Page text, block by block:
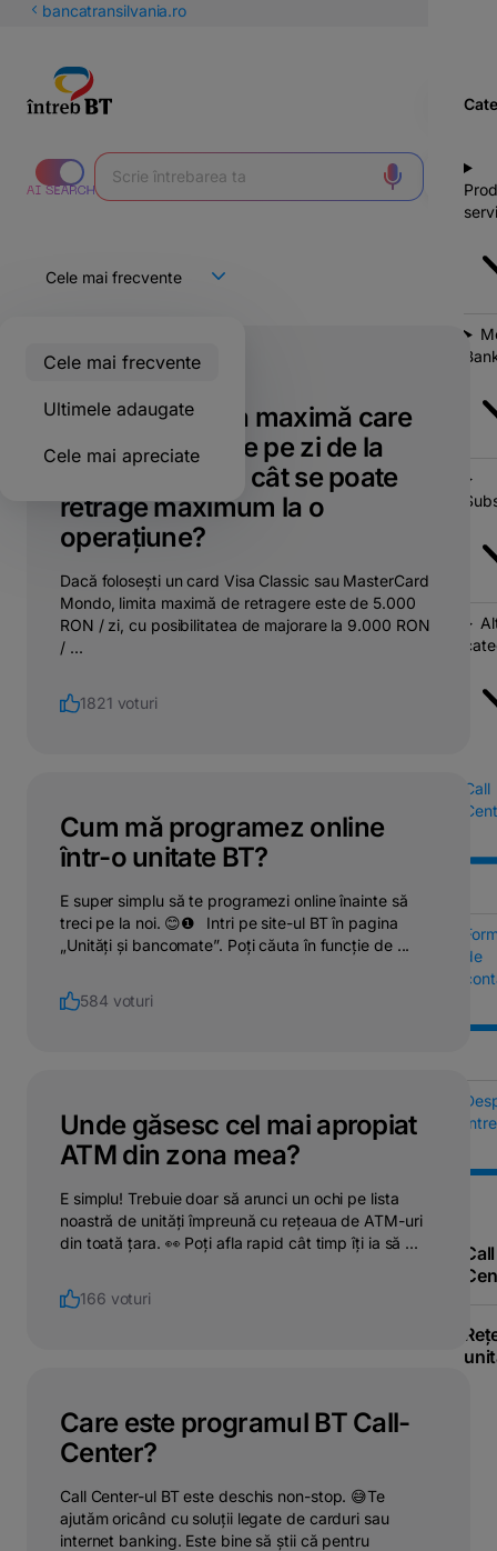
latineștibancatransilvania.ro
Call
de
Call
Cele mai frecvente
Ultimele adaugate
Cele mai apreciate
Care este suma maximă care
se poate retrage pe zi de la
ATM-urile BT și cât se poate
retrage maximum la o
operațiune?
Dacă folosești un card Visa Classic sau MasterCard
Mondo, limita maximă de retragere este de 5.000
RON / zi, cu posibilitatea de majorare la 9.000 RON
/ ...
1821 voturi
Cum mă programez online
într-o unitate BT?
E super simplu să te programezi online înainte să
treci pe la noi. 😊❶⠀Intri pe site-ul BT în pagina
„Unități și bancomate”. Poți căuta în funcție de ...
584 voturi
Unde găsesc cel mai apropiat
ATM din zona mea?
E simplu! Trebuie doar să arunci un ochi pe lista
noastră de unități împreună cu rețeaua de ATM-uri
din toată țara. 👀 Poți afla rapid cât timp îți ia să ...
166 voturi
Care este programul BT Call-
Center?
Call Center-ul BT este deschis non-stop. 😅Te
ajutăm oricând cu soluții legate de carduri sau
internet banking. Este bine să știi că pentru